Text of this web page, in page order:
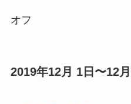
オフ
2019年12月 1日〜12